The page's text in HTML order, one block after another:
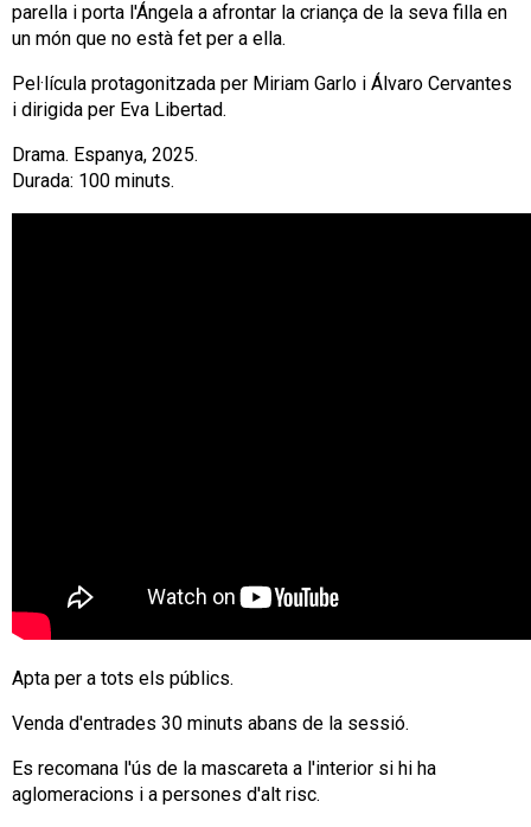
parella i porta l'Ángela a afrontar la criança de la seva filla en
un món que no està fet per a ella.
Pel·lícula protagonitzada per Miriam Garlo i Álvaro Cervantes
i dirigida per Eva Libertad.
Drama. Espanya, 2025.
Durada: 100 minuts.
Apta per a tots els públics.
Venda d'entrades 30 minuts abans de la sessió.
Es recomana l'ús de la mascareta a l'interior si hi ha
aglomeracions i a persones d'alt risc.